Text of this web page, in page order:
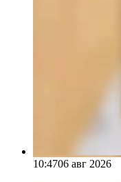
10:4706 авг 2026